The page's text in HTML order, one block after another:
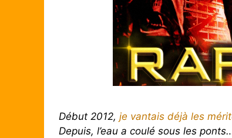
Début 2012, je vantais déjà les
Depuis, l’eau a coulé sous les